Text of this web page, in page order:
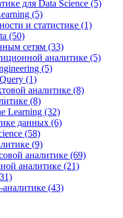
для Data Science (5)
(5)
и статистике (1)
(50)
сетям (33)
аналитике (5)
(5)
(1)
аналитике (8)
(8)
Learning (32)
данных (6)
(58)
(9)
аналитике (69)
аналитике (21)
(43)